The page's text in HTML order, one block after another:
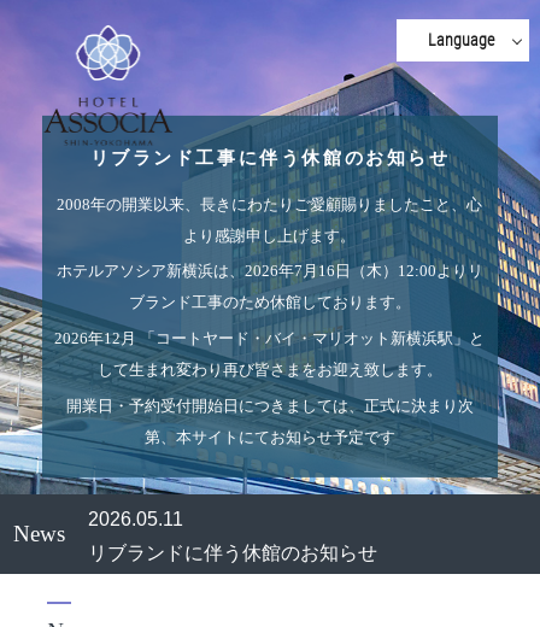
Language
English
中文(簡体字)
中文(繁體字)
한국어
リブランド工事に伴う休館のお知らせ
2008年の開業以来、長きにわたりご愛顧賜りましたこと、心
より感謝申し上げます。
ホテルアソシア新横浜は、2026年7月16日（木）12:00よりリ
ブランド工事のため休館しております。
2026年12月「コートヤード・バイ・マリオット新横浜駅」と
して生まれ変わり 再び皆さまをお迎え致します。
開業日・予約受付開始日につきましては、正式に決まり次
第、本サイトにてお知らせ予定です
News
2026.05.11
リブランドに伴う休館のお知らせ